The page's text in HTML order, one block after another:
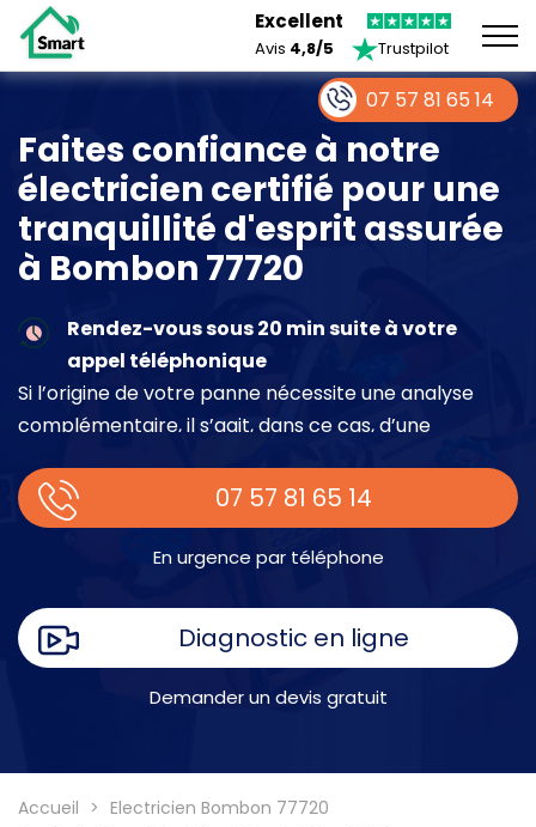
Excellent
Avis 4,8/5 Trustpilot
Faites confiance à notre
électricien certifié pour une
tranquillité d'esprit assurée
à Bombon 77720
Rendez-vous sous 20 min suite à votre
appel téléphonique
Si l’origine de votre panne nécessite une analyse
complémentaire, il s’agit, dans ce cas, d’une
place.
07 57 81 65 14
En urgence par téléphone
Diagnostic en ligne
Demander un devis gratuit
Accueil Electricien Bombon 77720
07 57 81 65 14